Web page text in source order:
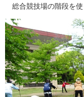
総合競技場の階段を使